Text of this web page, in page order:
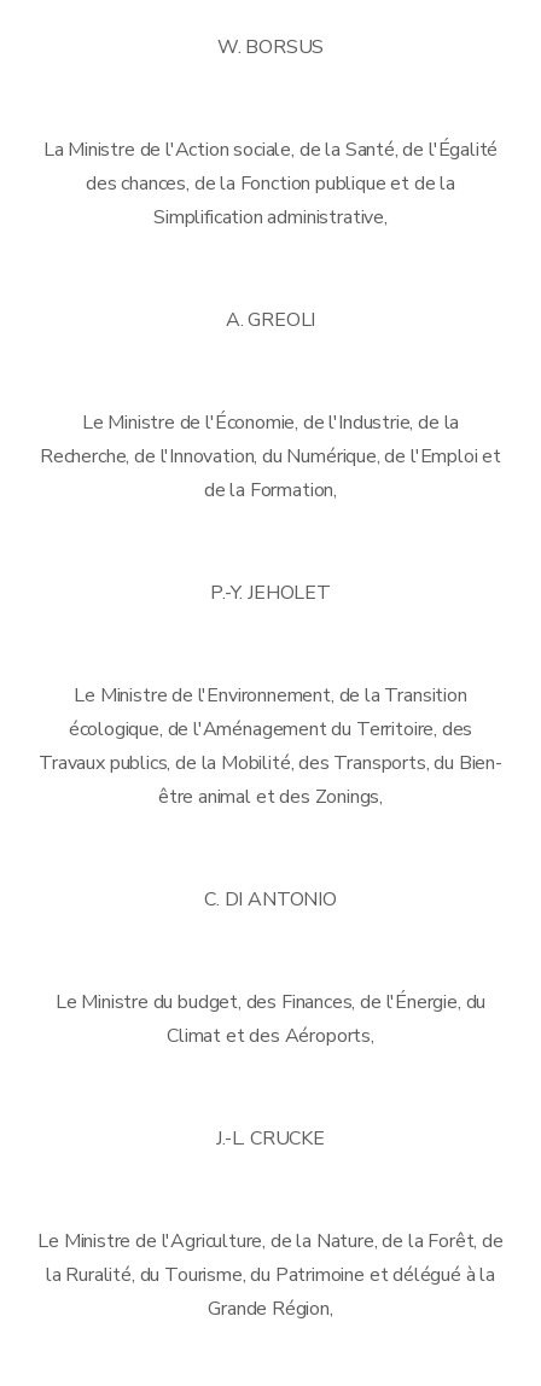
W. BORSUS
La Ministre de l'Action sociale, de la Santé, de l'Égalité
des chances, de la Fonction publique et de la
Simplification administrative,
A. GREOLI
Le Ministre de l'Économie, de l'Industrie, de la
Recherche, de l'Innovation, du Numérique, de l'Emploi et
de la Formation,
P.-Y. JEHOLET
Le Ministre de l'Environnement, de la Transition
écologique, de l'Aménagement du Territoire, des
Travaux publics, de la Mobilité, des Transports, du Bien-
être animal et des Zonings,
C. DI ANTONIO
Le Ministre du budget, des Finances, de l'Énergie, du
Climat et des Aéroports,
J.-L. CRUCKE
Le Ministre de l'Agriculture, de la Nature, de la Forêt, de
la Ruralité, du Tourisme, du Patrimoine et délégué à la
Grande Région,